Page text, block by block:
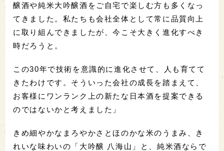
醸酒や純米大吟醸酒をご自宅で楽しむ方も多くなっ
てきました。私たちも会社全体として常に品質向上
に取り組んできましたが、今こそ大きく進化すべき
時だろうと。
この30年で技術を意識的に進化させて、人も育てて
きたわけです。そういった会社の成長を踏まえて、
お客様にワンランク上の新たな日本酒を提案できる
のではないかと考えました」
きめ細やかなまろやかさとほのかな米のうまみ、き
れいな味わいの「大吟醸 八海山」と、純米酒ならで